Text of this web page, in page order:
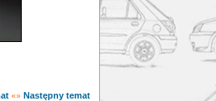
«» Następny temat